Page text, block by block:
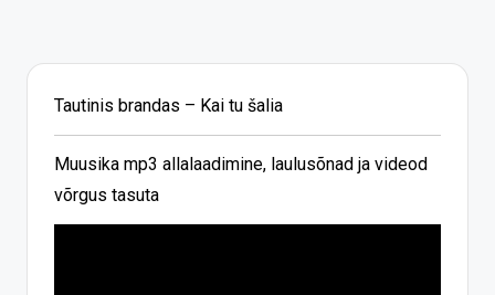
Tautinis brandas – Kai tu šalia
Muusika mp3 allalaadimine, laulusõnad ja videod
võrgus tasuta